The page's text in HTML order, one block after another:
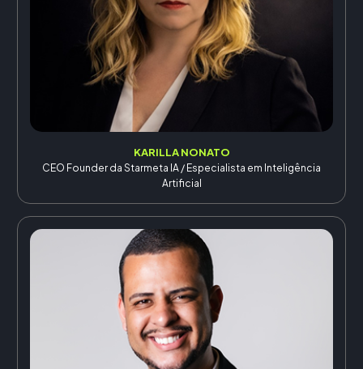
KARILLA NONATO
CEO Founder da Starmeta IA / Especialista em Inteligência
Artificial